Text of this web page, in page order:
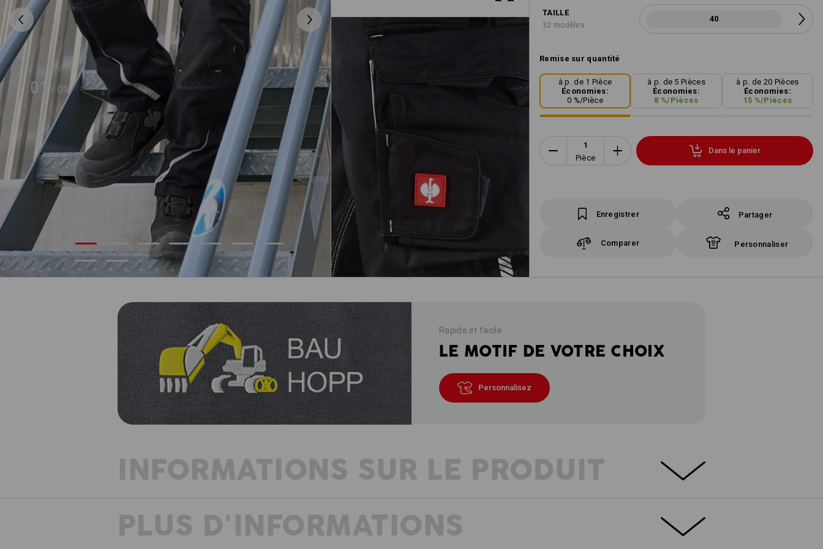
01 / 09
TAILLE
32 modèles
40
Remise sur quantité
à p. de 1 Pièce
Économies:
0 %/Pièce
à p. de 5 Pièces
Économies:
8 %/Pièces
à p. de 20 Pièces
Économies:
15 %/Pièces
Pièce
Dans le panier
Enregistrer Partager
Comparer Personnaliser
Rapide et facile
LE MOTIF DE VOTRE CHOIX
Personnalisez
INFORMATIONS SUR LE PRODUIT
UN VENT FRAIS POUR L’ARTISANAT
L'artisanat est diversifié et multicolore. Intelligent et solide. Amoureux des
PLUS D'INFORMATIONS